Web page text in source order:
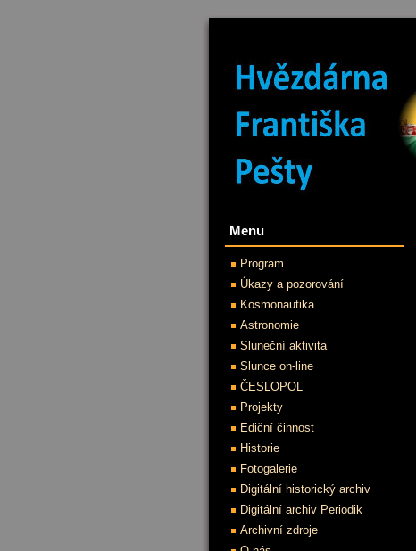
Menu
Program
Úkazy a pozorování
Kosmonautika
Astronomie
Sluneční aktivita
Slunce on-line
ČESLOPOL
Projekty
Ediční činnost
Historie
Fotogalerie
Digitální historický archiv
Digitální archiv Periodik
Archivní zdroje